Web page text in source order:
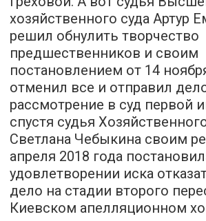
хозяйственного суда Артур
решил обнулить творчество
предшественников и своим
постановлением от 14
отменил все и отправил
рассмотрение в суд первой
спустя судья
Светлана Чебыкина своим
апреля 2018 года
удовлетворении иска
дело на стадии второго
Киевском апелляционном